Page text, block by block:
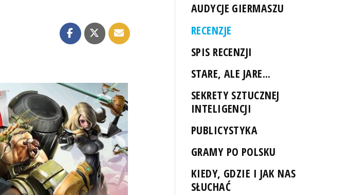
AUDYCJE GIERMASZU
RECENZJE
SPIS RECENZJI
STARE, ALE JARE...
SEKRETY SZTUCZNEJ
INTELIGENCJI
PUBLICYSTYKA
GRAMY PO POLSKU
KIEDY, GDZIE I JAK NAS
SŁUCHAĆ